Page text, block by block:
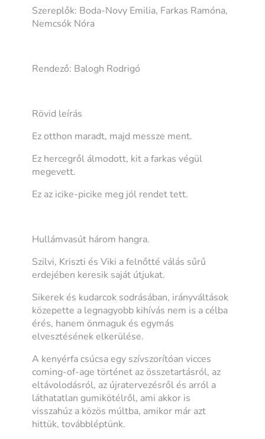
Szereplők: Boda-Novy Emilia, Farkas Ramóna,
Nemcsók Nóra
Rendező: Balogh Rodrigó
Rövid leírás
Ez otthon maradt, majd messze ment.
Ez hercegről álmodott, kit a farkas végül
megevett.
Ez az icike-picike meg jól rendet tett.
Hullámvasút három hangra.
Szilvi, Kriszti és Viki a felnőtté válás sűrű
erdejében keresik saját útjukat.
Sikerek és kudarcok sodrásában, irányváltások
közepette a legnagyobb kihívás nem is a célba
érés, hanem önmaguk és egymás
elvesztésének elkerülése.
A kenyérfa csúcsa egy szívszorítóan vicces
coming-of-age történet az összetartásról, az
eltávolodásról, az újratervezésről és arról a
láthatatlan gumikötélről, ami akkor is
visszahúz a közös múltba, amikor már azt
hittük, továbbléptünk.